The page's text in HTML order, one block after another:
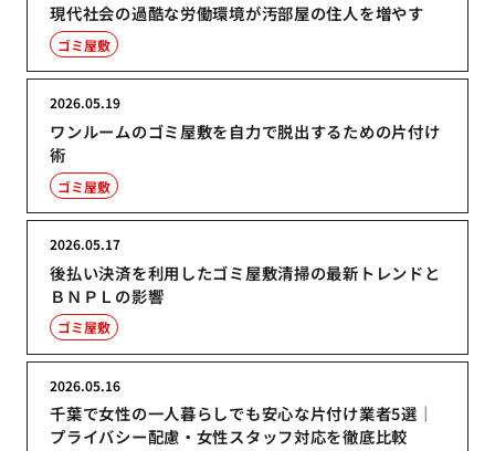
現代社会の過酷な労働環境が汚部屋の住人を増やす
ゴミ屋敷
ワンルームのゴミ屋敷を自力で脱出するための片付け
術
2026.05.19
ゴミ屋敷
後払い決済を利用したゴミ屋敷清掃の最新トレンドと
ＢＮＰＬの影響
2026.05.17
ゴミ屋敷
千葉で女性の一人暮らしでも安心な片付け業者5選｜
プライバシー配慮・女性スタッフ対応を徹底比較
2026.05.16